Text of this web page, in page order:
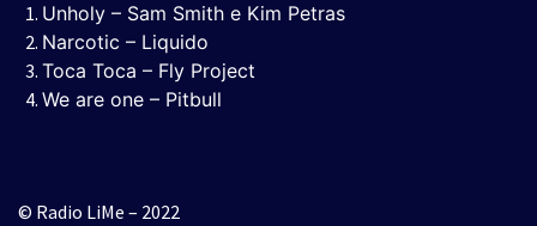
Unholy – Sam Smith e Kim Petras
Narcotic – Liquido
Toca Toca – Fly Project
We are one – Pitbull
© Radio LiMe – 2022